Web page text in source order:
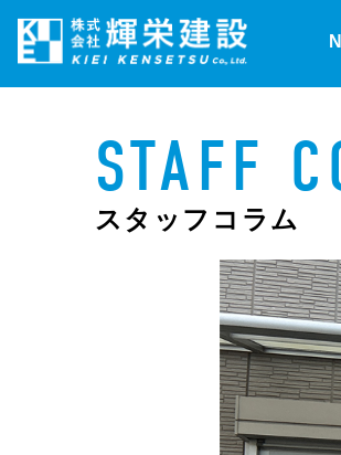
STAFF
スタッフコラム